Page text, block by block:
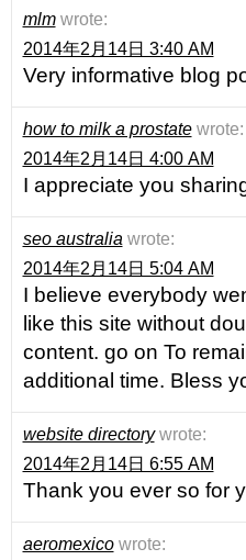
mlm wrote:
2014年2月14日 3:40 AM
Very informative blog
how to milk a prostate wrote:
2014年2月14日 4:00 AM
I appreciate you
seo australia wrote:
2014年2月14日 5:04 AM
I believe everybody
like this site without
content. go on To
additional time. Bless
website directory wrote:
2014年2月14日 6:55 AM
Thank you ever so for
aeromexico wrote: